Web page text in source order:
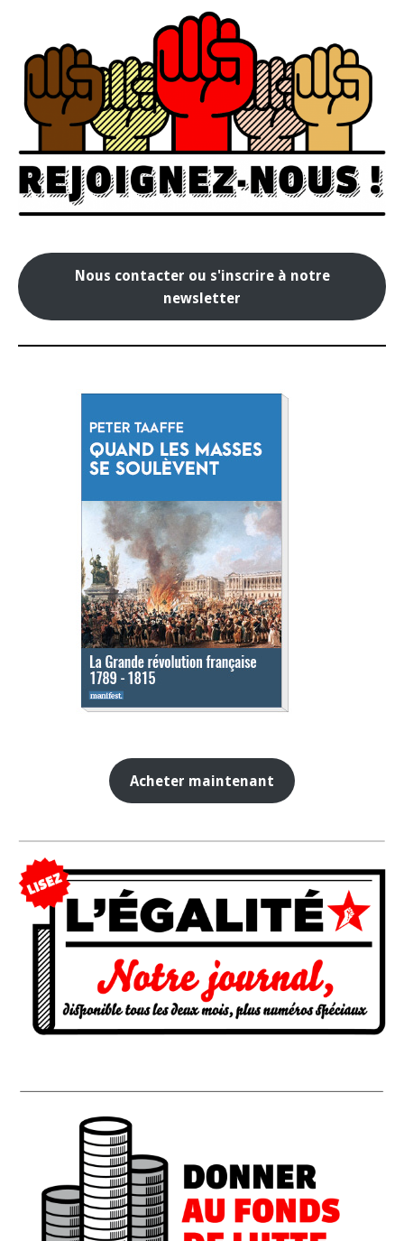
Nous contacter ou s'inscrire à notre
newsletter
Acheter maintenant